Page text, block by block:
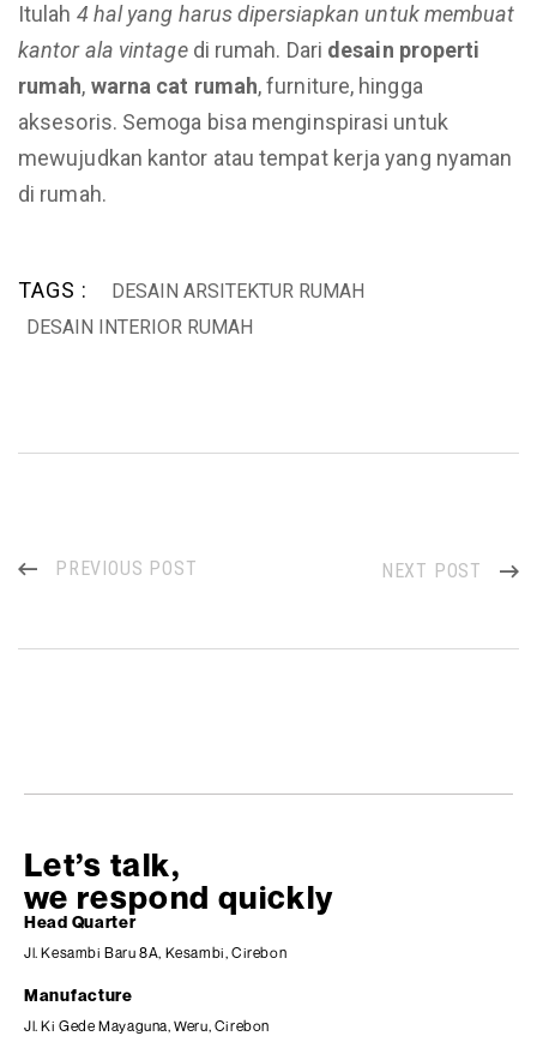
Itulah 4 hal yang harus dipersiapkan untuk membuat
kantor ala vintagedi rumah. Dari desain properti
rumah, warna cat rumah, furniture, hingga
aksesoris. Semoga bisa menginspirasi untuk
mewujudkan kantor atau tempat kerja yang nyaman
di rumah.
TAGS :
DESAIN ARSITEKTUR RUMAH
DESAIN INTERIOR RUMAH
PREVIOUS POST NEXT POST
Let’s talk,
we respond quickly
Head Quarter
Jl. Kesambi Baru 8A, Kesambi, Cirebon
Manufacture
Jl. Ki Gede Mayaguna, Weru, Cirebon